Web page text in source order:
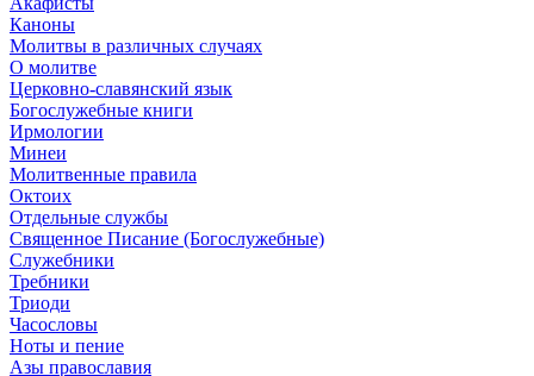
Каноны
Молитвы в различных случаях
О молитве
Церковно-славянский язык
Богослужебные книги
Ирмологии
Минеи
Молитвенные правила
Октоих
Отдельные службы
Священное Писание (Богослужебные)
Служебники
Требники
Триоди
Часословы
Ноты и пение
Азы православия